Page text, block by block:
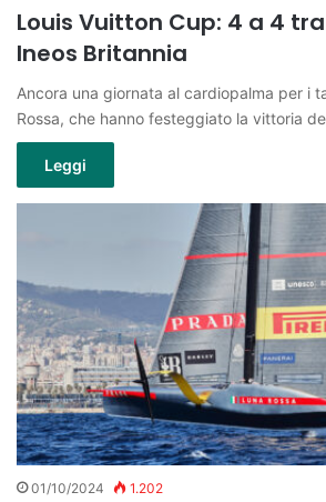
Louis Vuitton Cup: 4 a 4
Ineos Britannia
Ancora una giornata al cardiopalma per i
Rossa, che hanno festeggiato la vittoria
Leggi
01/10/2024 1.202